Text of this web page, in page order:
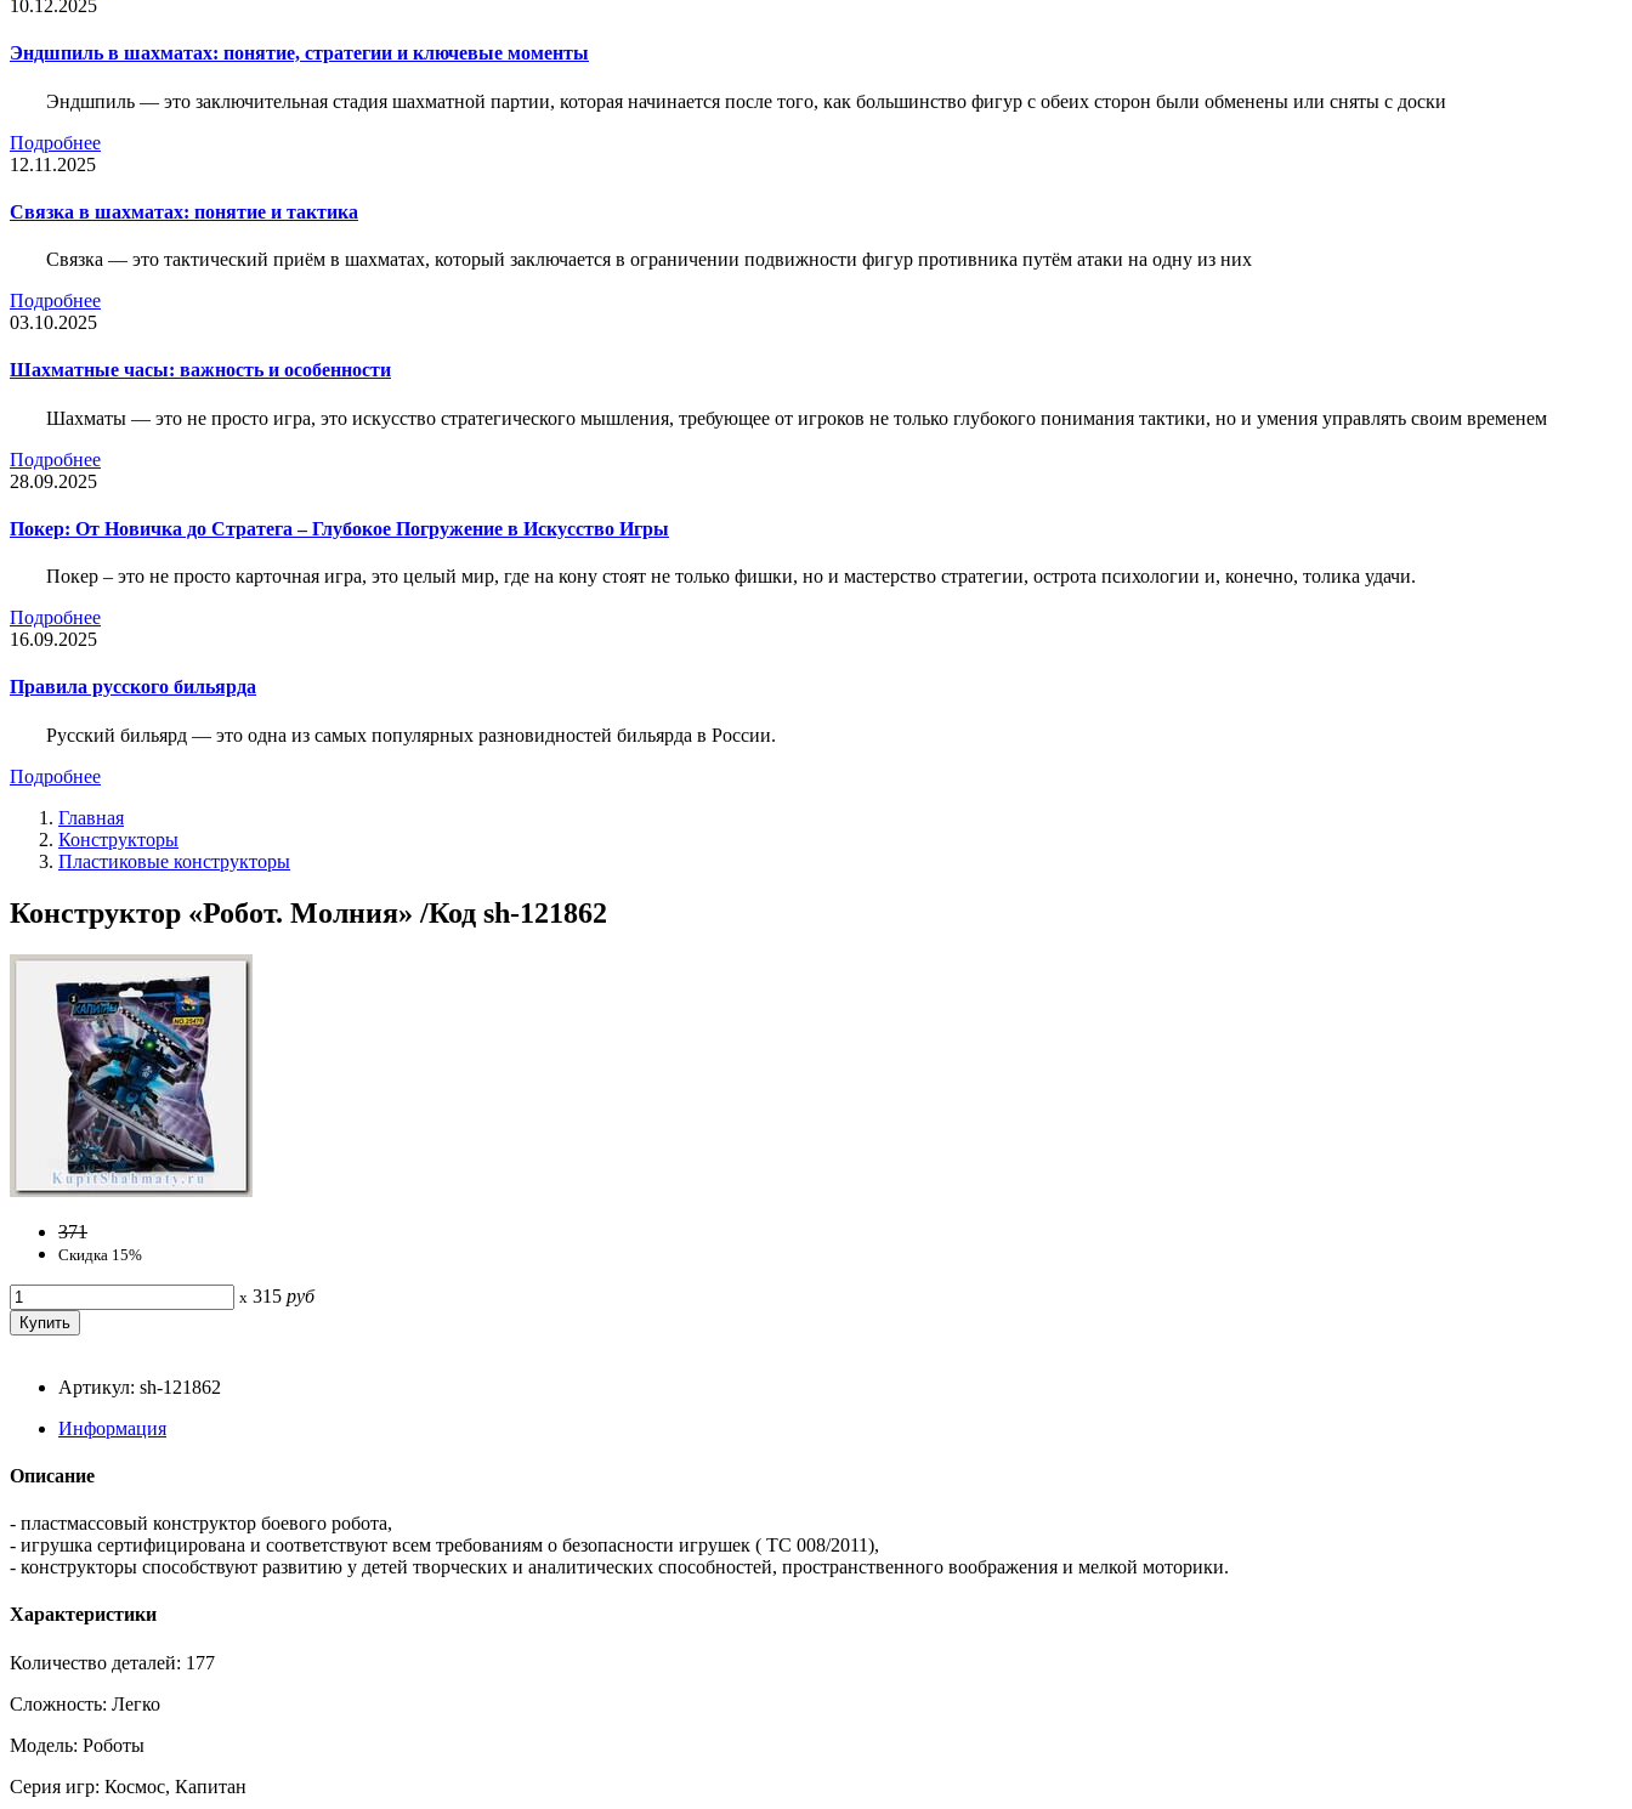
10.12.2025
Эндшпиль в шахматах: понятие, стратегии и ключевые моменты
Эндшпиль — это заключительная стадия шахматной партии, которая начинается после того, как большинство фигур с обеих сторон были обменены или сняты с доски
Подробнее
12.11.2025
Связка в шахматах: понятие и тактика
Связка — это тактический приём в шахматах, который заключается в ограничении подвижности фигур противника путём атаки на одну из них
Подробнее
03.10.2025
Шахматные часы: важность и особенности
Шахматы — это не просто игра, это искусство стратегического мышления, требующее от игроков не только глубокого понимания тактики, но и умения управлять своим временем
Подробнее
28.09.2025
Покер: От Новичка до Стратега – Глубокое Погружение в Искусство Игры
Покер – это не просто карточная игра, это целый мир, где на кону стоят не только фишки, но и мастерство стратегии, острота психологии и, конечно, толика удачи.
Подробнее
16.09.2025
Правила русского бильярда
Русский бильярд — это одна из самых популярных разновидностей бильярда в России.
Подробнее
Главная
Конструкторы
Пластиковые конструкторы
Конструктор «Робот. Молния» /Код sh-121862
371
Скидка 15%
x 315 руб
Артикул: sh-121862
Информация
Описание
- пластмассовый конструктор боевого робота,
- игрушка сертифицирована и соответствуют всем требованиям о безопасности игрушек ( TC 008/2011),
- конструкторы способствуют развитию у детей творческих и аналитических способностей, пространственного воображения и мелкой моторики.
Характеристики
Количество деталей: 177
Сложность: Легко
Модель: Роботы
Серия игр: Космос, Капитан